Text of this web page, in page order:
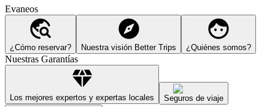
Evaneos
¿Cómo reservar? Nuestra visión Better Trips ¿Quiénes somos?
Nuestras Garantías
Los mejores expertos y expertas locales Seguros de viaje